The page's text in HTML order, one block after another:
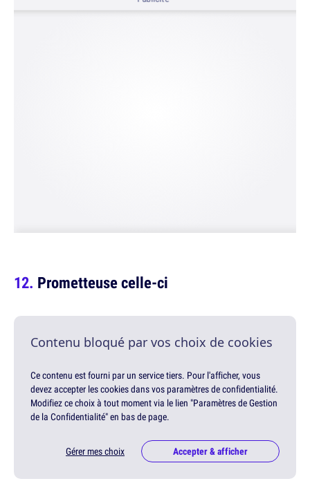
Prometteuse celle-ci
Contenu bloqué par vos choix de cookies
Ce contenu est fourni par un service tiers. Pour l'afficher, vous
devez accepter les cookies dans vos paramètres de confidentialité.
Modifiez ce choix à tout moment via le lien "Paramètres de Gestion
de la Confidentialité" en bas de page.
Gérer mes choix Accepter & afficher